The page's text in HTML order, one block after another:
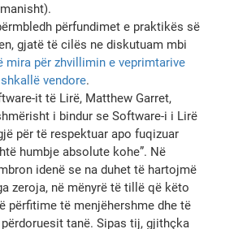
përfundimet e praktikës së
gjatë të cilës ne diskutuam mbi
mira për zhvillimin e veprimtarive
vendore.
it të Lirë, Matthew Garret,
i bindur se Software-i i Lirë
për të respektuar apo fuqizuar
humbje absolute kohe”. Në
idenë se na duhet të hartojmë
zeroja, në mënyrë të tillë që këto
përfitime të menjëhershme dhe të
tanë. Sipas tij, gjithçka